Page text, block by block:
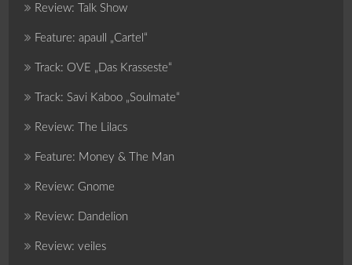
Review: Talk Show
Feature: apaull „Cartel“
Track: OVE „Das Krasseste“
Track: Savi Kaboo „Soulmate“
Review: The Lilacs
Feature: Money & The Man
Review: Gnome
Review: Dandelion
Review: veiles